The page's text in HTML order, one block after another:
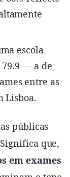
escola
— a de
entre as
Lisboa.
públicas
que,
em exames